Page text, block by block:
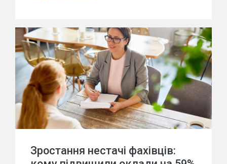
Зростання нестачі фахівців: